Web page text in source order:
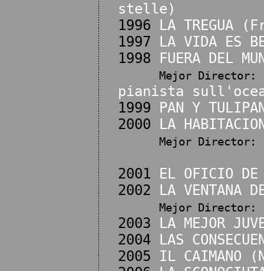
stelle)
1996
LA TREGUA
1997
LA VIDA ES
1998
FUERA DEL
Mejor Director:
pianista
1999
PAN Y
2000
LA
Mejor Director:
2001
EL OFICIO
2002
LA VENTANA
Mejor Director:
2003
LA MEJOR
2004
LAS
2005 IL CAIMANO